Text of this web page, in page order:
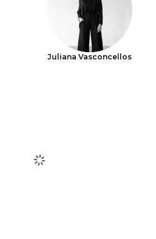
Juliana Vasconcellos